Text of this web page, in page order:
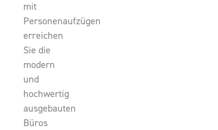
mit
Personenaufzügen
erreichen
Sie die
modern
und
hochwertig
ausgebauten
Büros